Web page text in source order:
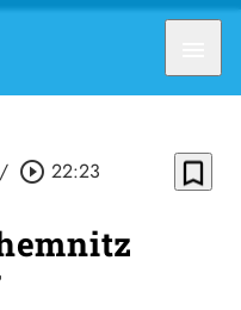
/ play_circle_outline 22:23 bookmark_border